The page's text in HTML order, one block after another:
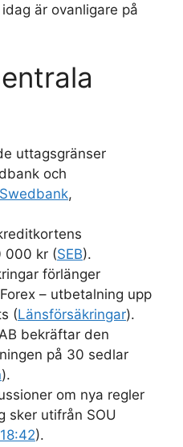
är ovanligare på
uttagsgränser
och
Swedbank,
000 kr (SEB).
förlänger
– utbetalning upp
(Länsförsäkringar).
bekräftar den
på 30 sedlar
).
om nya regler
sker utifrån SOU
).